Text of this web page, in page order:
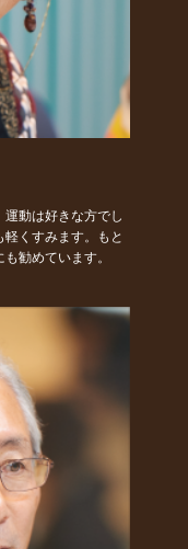
動は好きな方でし
くすみます。もと
勧めています。